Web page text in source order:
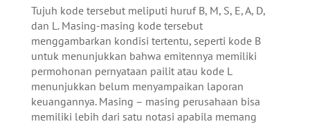
Tujuh kode tersebut meliputi huruf B, M, S, E, A, D,
dan L. Masing-masing kode tersebut
menggambarkan kondisi tertentu, seperti kode B
untuk menunjukkan bahwa emitennya memiliki
permohonan pernyataan pailit atau kode L
menunjukkan belum menyampaikan laporan
keuangannya. Masing – masing perusahaan bisa
memiliki lebih dari satu notasi apabila memang